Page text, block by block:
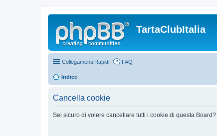
TartaClubItalia
Collegamenti Rapidi FAQ
Indice
Cancella cookie
Sei sicuro di volere cancellare tutti i cookie di questa Board?